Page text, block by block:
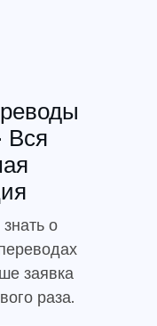
Вся
о
заявка
раза.